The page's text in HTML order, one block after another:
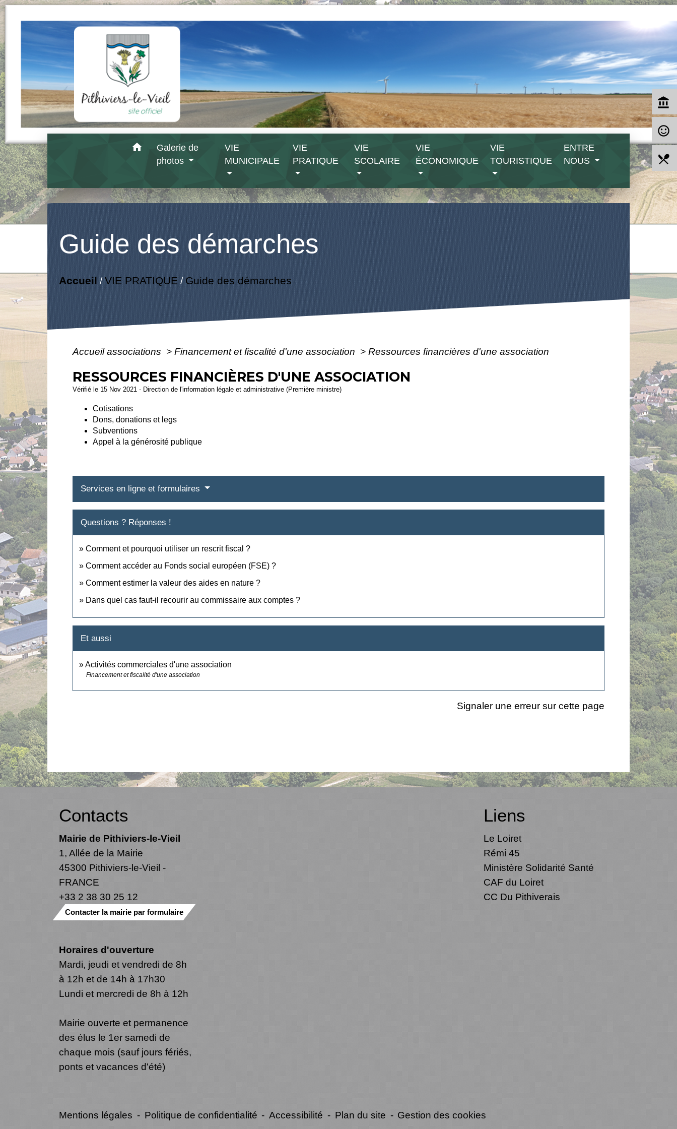
home
Galerie de
photos
VIE
MUNICIPALE
VIE
PRATIQUE
VIE
SCOLAIRE
VIE
ÉCONOMIQUE
VIE
TOURISTIQUE
ENTRE
NOUS
Guide des démarches
Accueil /VIE PRATIQUE/ Guide des démarches
Accueil associations > Financement et fiscalité d'une association > Ressources financières d'une association
RESSOURCES FINANCIÈRES D'UNE ASSOCIATION
Vérifié le 15 Nov 2021 - Direction de l'information légale et administrative (Première ministre)
Cotisations
Dons, donations et legs
Subventions
Appel à la générosité publique
Services en ligne et formulaires
Questions ? Réponses !
Comment et pourquoi utiliser un rescrit fiscal ?
Comment accéder au Fonds social européen (FSE) ?
Comment estimer la valeur des aides en nature ?
Dans quel cas faut-il recourir au commissaire aux comptes ?
Et aussi
Activités commerciales d'une association
Financement et fiscalité d'une association
Signaler une erreur sur cette page
account_balance
sentiment_satisfied_alt
local_dining
Contacts
Mairie de Pithiviers-le-Vieil
1, Allée de la Mairie
45300 Pithiviers-le-Vieil -
FRANCE
+33 2 38 30 25 12
Contacter la mairie par formulaire
Horaires d'ouverture
Mardi, jeudi et vendredi de 8h
à 12h et de 14h à 17h30
Lundi et mercredi de 8h à 12h
Mairie ouverte et permanence
des élus le 1er samedi de
chaque mois (sauf jours fériés,
ponts et vacances d'été)
Liens
Le Loiret
Rémi 45
Ministère Solidarité Santé
CAF du Loiret
CC Du Pithiverais
Mentions légales - Politique de confidentialité - Accessibilité - Plan du site - Gestion des cookies